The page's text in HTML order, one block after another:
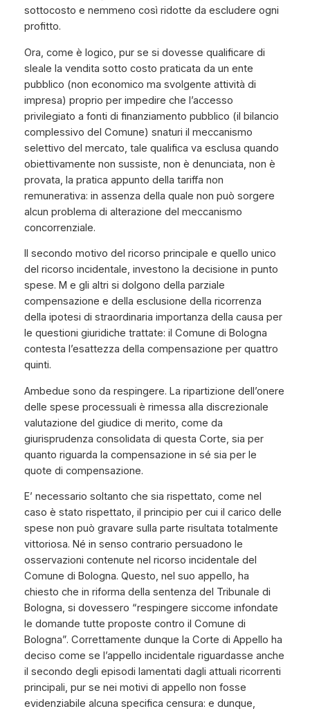
sottocosto e nemmeno così ridotte da escludere ogni
profitto.
Ora, come è logico, pur se si dovesse qualificare di
sleale la vendita sotto costo praticata da un ente
pubblico (non economico ma svolgente attività di
impresa) proprio per impedire che l’accesso
privilegiato a fonti di finanziamento pubblico (il bilancio
complessivo del Comune) snaturi il meccanismo
selettivo del mercato, tale qualifica va esclusa quando
obiettivamente non sussiste, non è denunciata, non è
provata, la pratica appunto della tariffa non
remunerativa: in assenza della quale non può sorgere
alcun problema di alterazione del meccanismo
concorrenziale.
Il secondo motivo del ricorso principale e quello unico
del ricorso incidentale, investono la decisione in punto
spese. M e gli altri si dolgono della parziale
compensazione e della esclusione della ricorrenza
della ipotesi di straordinaria importanza della causa per
le questioni giuridiche trattate: il Comune di Bologna
contesta l’esattezza della compensazione per quattro
quinti.
Ambedue sono da respingere. La ripartizione dell’onere
delle spese processuali è rimessa alla discrezionale
valutazione del giudice di merito, come da
giurisprudenza consolidata di questa Corte, sia per
quanto riguarda la compensazione in sé sia per le
quote di compensazione.
E’ necessario soltanto che sia rispettato, come nel
caso è stato rispettato, il principio per cui il carico delle
spese non può gravare sulla parte risultata totalmente
vittoriosa. Né in senso contrario persuadono le
osservazioni contenute nel ricorso incidentale del
Comune di Bologna. Questo, nel suo appello, ha
chiesto che in riforma della sentenza del Tribunale di
Bologna, si dovessero “respingere siccome infondate
le domande tutte proposte contro il Comune di
Bologna”. Correttamente dunque la Corte di Appello ha
deciso come se l’appello incidentale riguardasse anche
il secondo degli episodi lamentati dagli attuali ricorrenti
principali, pur se nei motivi di appello non fosse
evidenziabile alcuna specifica censura: e dunque,